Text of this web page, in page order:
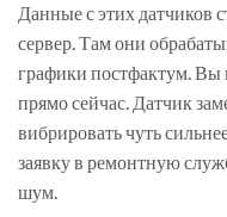
Данные с этих датчиков
сервер. Там они
графики постфактум. Вы
прямо сейчас. Датчик
вибрировать чуть
заявку в ремонтную
шум.